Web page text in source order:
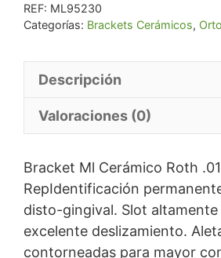
Rep
REF: ML95230
Categorías: Brackets Cerámicos,
Descripción
Valoraciones (0)
Bracket Ml Cerámico Roth
RepIdentificación
disto-gingival. Slot altamente
excelente deslizamiento.
contorneadas para mayor